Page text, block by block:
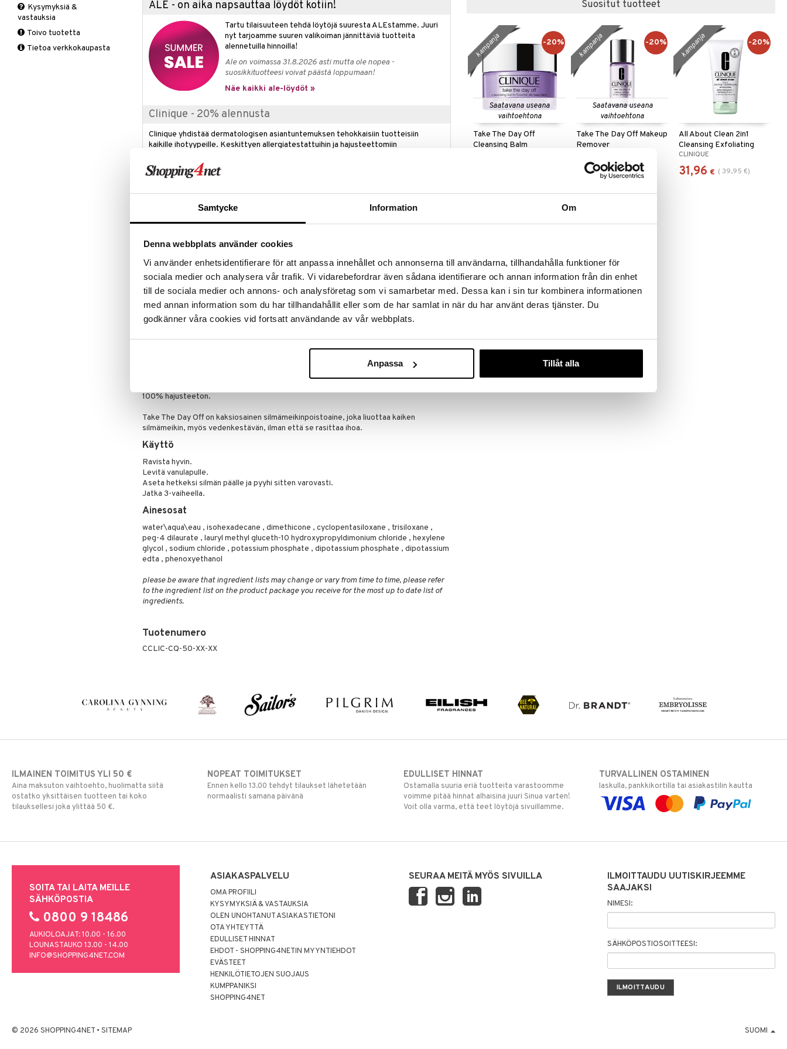
Samtycke Information Om
Denna webbplats använder cookies
Vi använder enhetsidentifierare för att anpassa innehållet och annonserna till användarna, tillhandahålla funktioner för
sociala medier och analysera vår trafik. Vi vidarebefordrar även sådana identifierare och annan information från din enhet
till de sociala medier och annons- och analysföretag som vi samarbetar med. Dessa kan i sin tur kombinera informationen
med annan information som du har tillhandahållit eller som de har samlat in när du har använt deras tjänster. Du
godkänner våra cookies vid fortsatt användande av vår webbplats.
Anpassa Tillåt alla
ALE - on aika napsauttaa löydöt kotiin!
Tartu tilaisuuteen tehdä löytöjä suuresta ALEstamme. Juuri
nyt tarjoamme suuren valikoiman jännittäviä tuotteita
alennetuilla hinnoilla!
Ale on voimassa 31.8.2026 asti mutta ole nopea -
suosikkituotteesi voivat päästä loppumaan!
Näe kaikki ale-löydöt »
Clinique - 20% alennusta
Clinique yhdistää dermatologisen asiantuntemuksen tehokkaisiin tuotteisiin
kaikille ihotyypeille. Keskittyen allergiatestattuihin ja hajusteettomiin
kehitettynä antamaan näkyviä tuloksia ja hellävaraisen kokemuksen iholle.
meikinpoistoaine, joka poistaa nopeasti itsepäisen silmä- ja huulimeikin. Täydellinen
Kenelle tuote sopii?
Sopii kaikille ihotyypeille.
Mitä tuote tekee:
Tämä meikinpoistoaine liuottaa jopa kestävimmän meikin – täydellinen myös
100% hajusteeton.
Take The Day Off on kaksiosainen silmämeikinpoistoaine, joka liuottaa kaiken
silmämeikin, myös vedenkestävän, ilman että se rasittaa ihoa.
Käyttö
Ravista hyvin.
Levitä vanulapulle.
Aseta hetkeksi silmän päälle ja pyyhi sitten varovasti.
Jatka 3-vaiheella.
Ainesosat
water\aqua\eau , isohexadecane , dimethicone , cyclopentasiloxane , trisiloxane ,
peg-4 dilaurate , lauryl methyl gluceth-10 hydroxypropyldimonium chloride , hexylene
glycol , sodium chloride , potassium phosphate , dipotassium phosphate , dipotassium
edta , phenoxyethanol
please be aware that ingredient lists may change or vary from time to time, please refer
to the ingredient list on the product package you receive for the most up to date list of
ingredients.
Tuotenumero
CCLIC-CQ-50-XX-XX
Suositut tuotteet
Saatavana useana
vaihtoehtona
Take The Day Off
Cleansing Balm
kampanja -20%
Saatavana useana
vaihtoehtona
Take The Day Off Makeup
Remover
alk.11,17 € (13,96
kampanja -20%
All About Clean 2in1
Cleansing Exfoliating
Jelly
CLINIQUE
31,96 € ( 39,95 €)
kampanja -20%
Saatavana useana
vaihtoehtona
All About Clean Rinse Off
alk. 26,35
kampanja
Meikkisiveltmit
Peitevoide
Pohjustusvoide
Kirkastus
Parranajo &
Ihonpuhdistus
Kysymyksiä &
vastauksia
Toivo tuotetta
Tietoa verkkokaupasta
ILMAINEN TOIMITUS YLI 50 €
Aina maksuton vaihtoehto, huolimatta siitä
ostatko yksittäisen tuotteen tai koko
tilauksellesi joka ylittää 50 €.
NOPEAT TOIMITUKSET
Ennen kello 13.00 tehdyt tilaukset lähetetään
normaalisti samana päivänä
EDULLISET HINNAT
Ostamalla suuria eriä tuotteita varastoomme
voimme pitää hinnat alhaisina juuri Sinua varten!
Voit olla varma, että teet löytöjä sivuillamme.
TURVALLINEN OSTAMINEN
laskulla, pankkikortilla tai asiakastilin kautta
SOITA TAI LAITA MEILLE
SÄHKÖPOSTIA
0800 9 18486
AUKIOLOAJAT: 10.00 - 16.00
LOUNASTAUKO 13.00 - 14.00
INFO@SHOPPING4NET.COM
ASIAKASPALVELU
OMA PROFIILI
KYSYMYKSIÄ & VASTAUKSIA
OLEN UNOHTANUT ASIAKASTIETONI
OTA YHTEYTTÄ
EDULLISET HINNAT
EHDOT - SHOPPING4NETIN MYYNTIEHDOT
EVÄSTEET
HENKILÖTIETOJEN SUOJAUS
KUMPPANIKSI
SHOPPING4NET
SEURAA MEITÄ MYÖS SIVUILLA
ILMOITTAUDU UUTISKIRJEEMME
SAAJAKSI
NIMESI:
SÄHKÖPOSTIOSOITTEESI:
© 2026 SHOPPING4NET • SITEMAP SUOMI